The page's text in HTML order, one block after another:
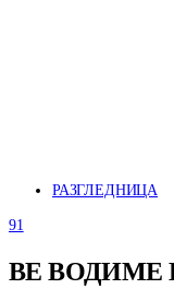
РАЗГЛЕДНИЦА
91
ВЕ ВОДИМЕ